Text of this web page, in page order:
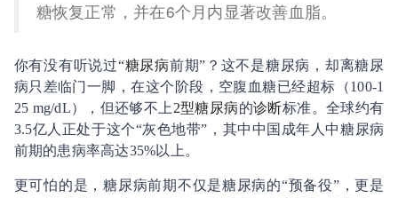
糖恢复正常，并在6个月内显著改善血脂。
你有没有听说过“糖尿病前期”？这不是糖尿病，却离糖尿
病只差临门一脚，在这个阶段，空腹血糖已经超标（100-1
25 mg/dL），但还够不上 2型糖尿病的诊断标准。全球约有
3.5亿人正处于这个“灰色地带”，其中中国成年人中糖尿病
前期的患病率高达35%以上。
更可怕的是，糖尿病前期不仅是糖尿病的“预备役”，更是